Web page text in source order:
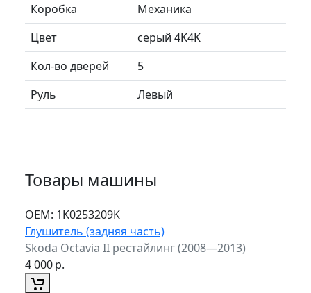
Коробка
Механика
Цвет
серый 4K4K
Кол-во дверей
5
Руль
Левый
Товары машины
ОЕМ: 1K0253209K
Глушитель (задняя часть)
Skoda Octavia II рестайлинг (2008—2013)
4 000р.